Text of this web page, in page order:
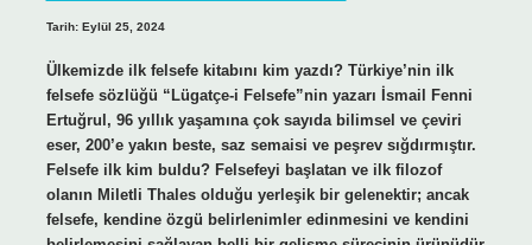
Tarih: Eylül 25, 2024
Ülkemizde ilk felsefe kitabını kim yazdı? Türkiye’nin ilk
felsefe sözlüğü “Lügatçe-i Felsefe”nin yazarı İsmail Fenni
Ertuğrul, 96 yıllık yaşamına çok sayıda bilimsel ve çeviri
eser, 200’e yakın beste, saz semaisi ve peşrev sığdırmıştır.
Felsefe ilk kim buldu? Felsefeyi başlatan ve ilk filozof
olanın Miletli Thales olduğu yerleşik bir gelenektir; ancak
felsefe, kendine özgü belirlenimler edinmesini ve kendini